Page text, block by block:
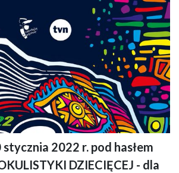
i napis 30. Finał.
2022 r. pod hasłem
DZIECIĘCEJ - dla